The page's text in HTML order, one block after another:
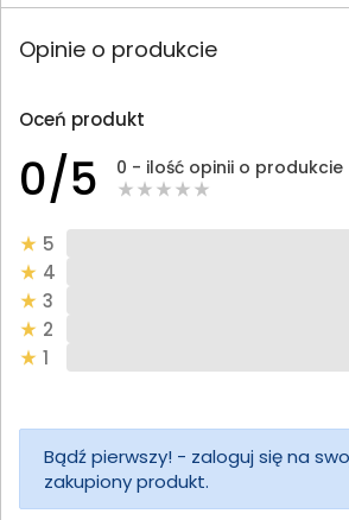
Opinie o produkcie
Oceń produkt
0/5 0 - ilość opinii o produkcie
5
4
3
2
1
Bądź pierwszy! - zaloguj się na
zakupiony produkt.